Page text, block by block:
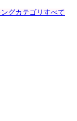
グカテゴリすべて